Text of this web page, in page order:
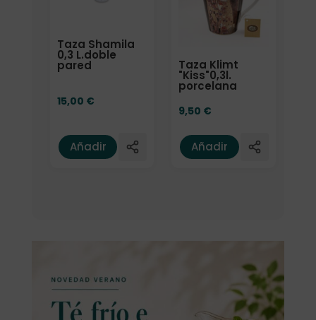
Taza Shamila
0,3 L.doble
pared
15,00 €
Añadir
Taza Klimt
"Kiss"0,3l.
porcelana
9,50 €
Añadir